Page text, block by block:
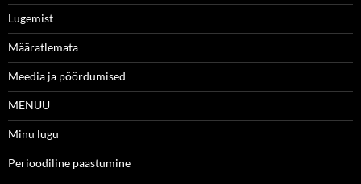
Lugemist
Määratlemata
Meedia ja pöördumised
MENÜÜ
Minu lugu
Perioodiline paastumine